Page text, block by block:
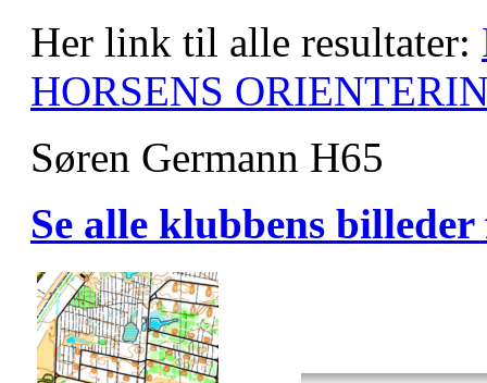
Her link til alle resultater:
HORSENS
Søren Germann H65
Se alle klubbens